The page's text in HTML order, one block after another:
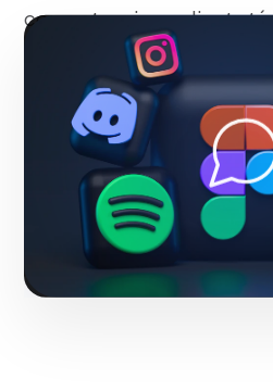
competencia mediante
corporativas robustas.
Fase 1:Investigación de
requerimientos.
Solicitar servicio